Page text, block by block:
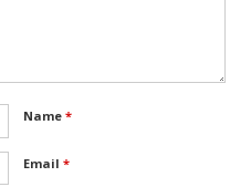
Name *
Email *